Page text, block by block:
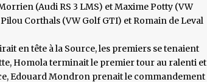
(Audi RS 3 LMS) et Maxime Potty (VW
Corthals (VW Golf GTI) et Romain de Leval
en tête à la Source, les premiers se tenaient
Homola terminait le premier tour au ralenti et
Edouard Mondron prenait le commandement